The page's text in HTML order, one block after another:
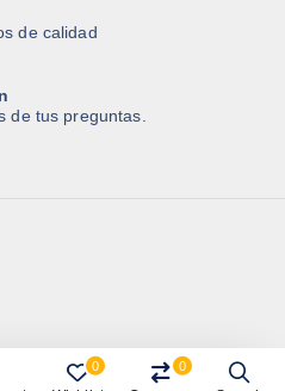
de calidad
de tus preguntas.
Tecnotrade
0 0